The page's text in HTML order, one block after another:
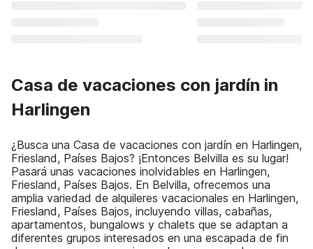
Casa de vacaciones con jardín in
Harlingen
¿Busca una Casa de vacaciones con jardín en Harlingen,
Friesland, Países Bajos? ¡Entonces Belvilla es su lugar!
Pasará unas vacaciones inolvidables en Harlingen,
Friesland, Países Bajos. En Belvilla, ofrecemos una
amplia variedad de alquileres vacacionales en Harlingen,
Friesland, Países Bajos, incluyendo villas, cabañas,
apartamentos, bungalows y chalets que se adaptan a
diferentes grupos interesados en una escapada de fin